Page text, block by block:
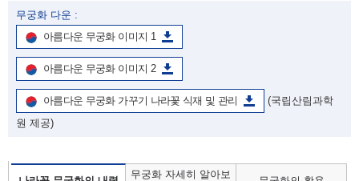
무궁화 다운 :
아름다운 무궁화 이미지 1
아름다운 무궁화 이미지 2
아름다운 무궁화 가꾸기 나라꽃 식재 및 관리
(국립산림과학
원 제공)
무궁화 자세히 알아보